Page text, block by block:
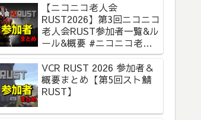
【ニコニコ老人会
RUST2026】第3回ニコニコ
老人会RUST参加者一覧&ル
ール&概要 #ニコニコ老人
会RUST
VCR RUST 2026 参加者＆
概要まとめ【第5回スト鯖
RUST】